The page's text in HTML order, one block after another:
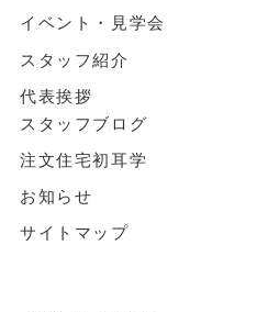
イベント・見学会
スタッフ紹介
代表挨拶
スタッフブログ
注文住宅初耳学
お知らせ
サイトマップ